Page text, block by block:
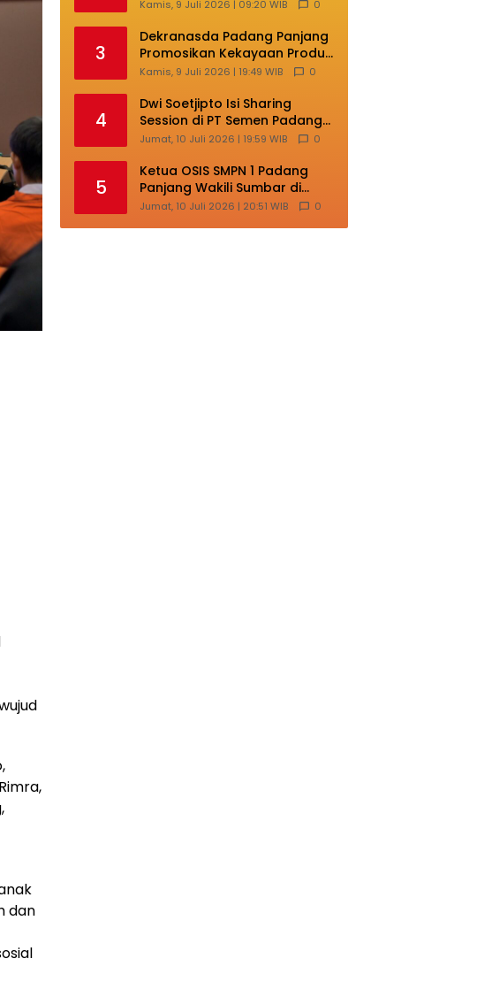
dan
Kehilangan Ruang
Berkembang
Kamis, 9 Juli 2026 | 09:20 WIB 0
3
Dekranasda Padang Panjang
Promosikan Kekayaan Produk
Lokal di Ajang Nasional
Kamis, 9 Juli 2026 | 19:49 WIB 0
4
Dwi Soetjipto Isi Sharing
Session di PT Semen Padang;
Perusahaan Dituntut Lakukan
Jumat, 10 Juli 2026 | 19:59 WIB 0
5
Ketua OSIS SMPN 1 Padang
Panjang Wakili Sumbar di
Ajang Nasional Bintang Sobat
Jumat, 10 Juli 2026 | 20:51 WIB 0